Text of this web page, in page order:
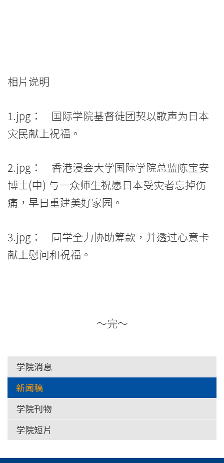
相片说明
1.jpg： 国际学院基督徒团契以歌声为日本
灾民献上祝福。
2.jpg： 香港浸会大学国际学院总监陈宝安
博士(中) 与一众师生祝愿日本受灾者忘掉伤
痛，早日重建美好家园。
3.jpg： 同学全力协助筹款，并透过心意卡
献上慰问和祝福。
～完～
学院消息
新闻稿
学院刊物
学院短片